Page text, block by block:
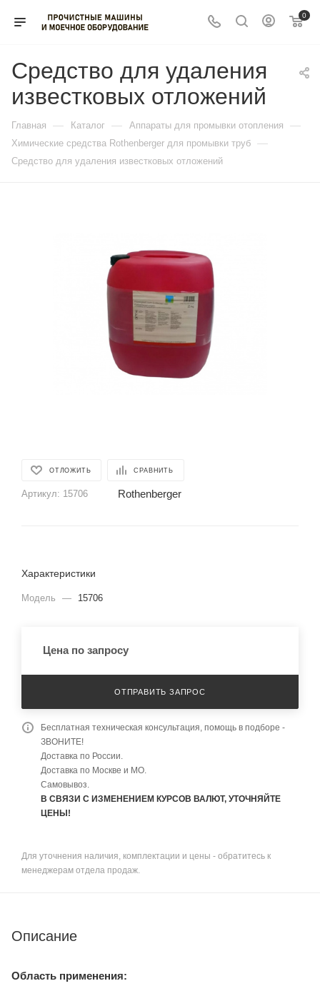
0
Средство для удаления
известковых отложений
Главная — Каталог — Аппараты для промывки отопления —
Химические средства Rothenberger для промывки труб —
Средство для удаления известковых отложений
ОТЛОЖИТЬ СРАВНИТЬ
Артикул: 15706 Rothenberger
Характеристики
Модель — 15706
Цена по запросу
ОТПРАВИТЬ ЗАПРОС
Бесплатная техническая консультация, помощь в подборе -
ЗВОНИТЕ!
Доставка по России.
Доставка по Москве и МО.
Самовывоз.
В СВЯЗИ С ИЗМЕНЕНИЕМ КУРСОВ ВАЛЮТ, УТОЧНЯЙТЕ
ЦЕНЫ!
Для уточнения наличия, комплектации и цены - обратитесь к
менеджерам отдела продаж.
Описание
Область применения: